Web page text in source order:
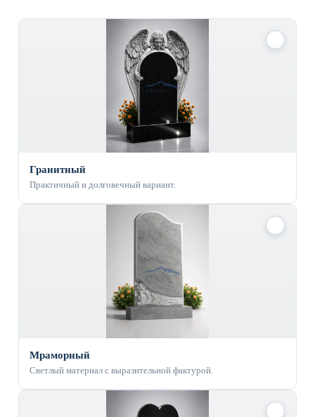
Гранитный
Практичный и долговечный вариант.
Мраморный
Светлый материал с выразительной фактурой.